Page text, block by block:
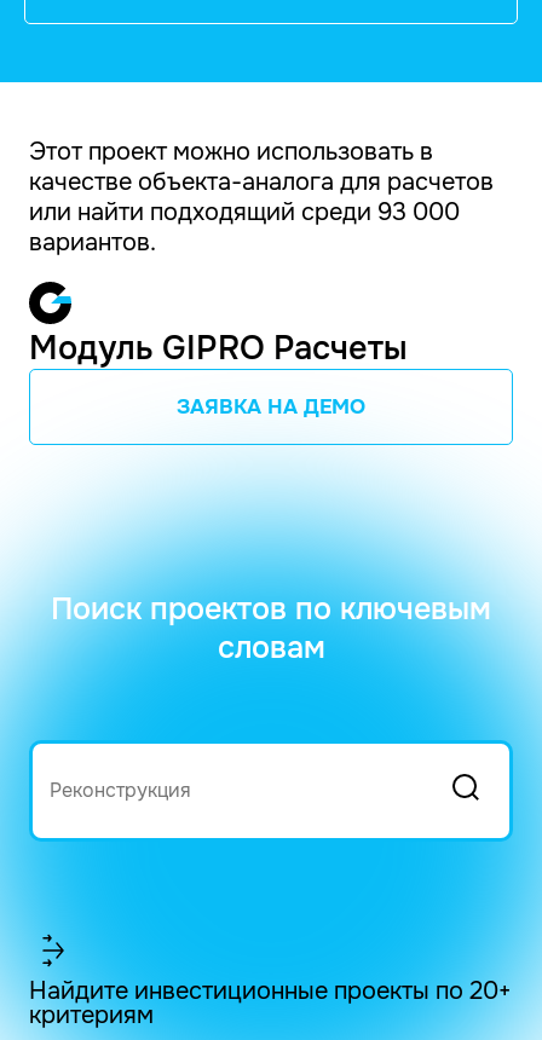
Этот проект можно использовать в
качестве объекта-аналога для расчетов
или найти подходящий среди 93 000
вариантов.
Модуль GIPRO Расчеты
ЗАЯВКА НА ДЕМО
Поиск проектов по ключевым
словам
Найдите инвестиционные проекты по 20+
критериям